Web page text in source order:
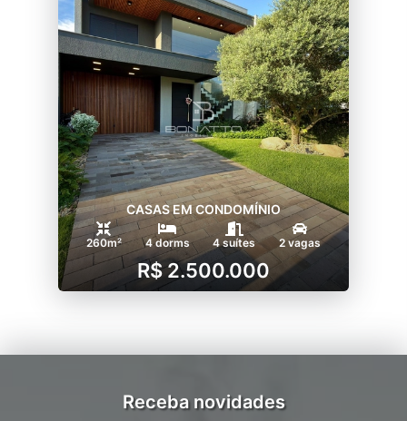
CASAS EM CONDOMÍNIO
260m² 4 dorms 4 suítes 2 vagas
R$ 2.500.000
Receba novidades